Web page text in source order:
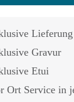
Lieferung
Gravur
Etui
Ort Service in